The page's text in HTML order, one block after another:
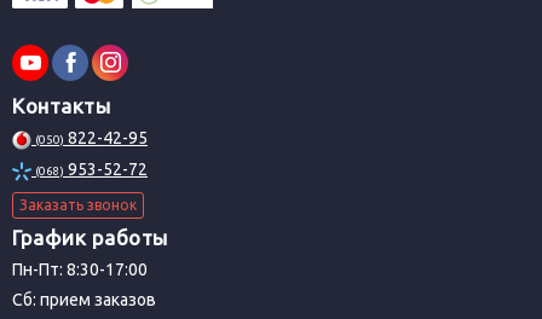
Контакты
(050) 822-42-95
(068) 953-52-72
Заказать звонок
График работы
Пн-Пт: 8:30-17:00
Сб: прием заказов